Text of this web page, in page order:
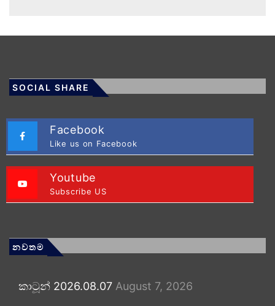
SOCIAL SHARE
Facebook
Like us on Facebook
Youtube
Subscribe US
නවතම
කාටූන් 2026.08.07 August 7, 2026